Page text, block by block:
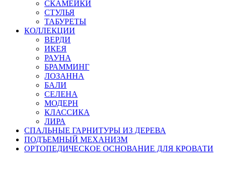
СКАМЕЙКИ
СТУЛЬЯ
ТАБУРЕТЫ
КОЛЛЕКЦИИ
ВЕРДИ
ИКЕЯ
РАУНА
БРАММИНГ
ЛОЗАННА
БАЛИ
СЕЛЕНА
МОДЕРН
КЛАССИКА
ЛИРА
СПАЛЬНЫЕ ГАРНИТУРЫ ИЗ ДЕРЕВА
ПОДЪЕМНЫЙ МЕХАНИЗМ
ОРТОПЕДИЧЕСКОЕ ОСНОВАНИЕ ДЛЯ КРОВАТИ